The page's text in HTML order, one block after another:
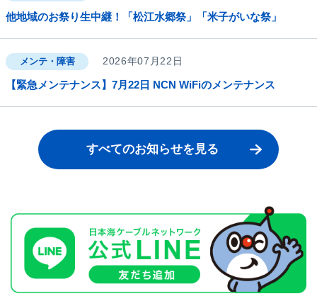
他地域のお祭り生中継！「松江水郷祭」「米子がいな祭」
メンテ・障害 2026年07月22日
【緊急メンテナンス】7月22日 NCN WiFiのメンテナンス
すべてのお知らせを見る